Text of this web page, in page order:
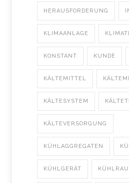
HERAUSFORDERUNG
KLIMAANLAGE
KONSTANT KUNDE
KÄLTEMITTEL
KÄLTESYSTEM
KÄLTEVERSORGUNG
KÜHLAGGREGATEN
KÜHLGERÄT